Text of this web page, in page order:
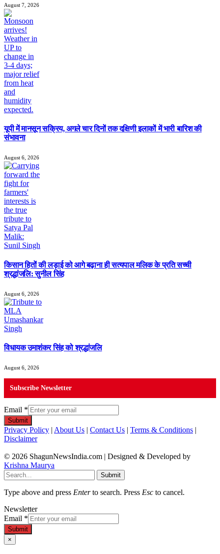
August 7, 2026
यूपी में मानसून सक्रिय, अगले चार दिनों तक दक्षिणी इलाकों में भारी बारिश की
संभावना
August 6, 2026
किसान हितों की लड़ाई को आगे बढ़ाना ही सत्यपाल मलिक के प्रति सच्ची
श्रद्धांजलि: सुनील सिंह
August 6, 2026
विधायक उमाशंकर सिंह को श्रद्धांजलि
August 6, 2026
Subscribe Newsletter
Email *
Submit
Privacy Policy About Us Contact Us Terms & Conditions
Disclaimer
© 2026 ShagunNewsIndia.com | Designed & Developed by
Krishna Maurya
Submit
Type above and press Enterto search. Press Esc to cancel.
Newsletter
Email *
Submit
×